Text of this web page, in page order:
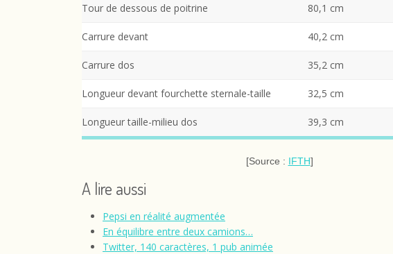
Tour de dessous de poitrine 80,1 cm
Carrure devant 40,2 cm
Carrure dos 35,2 cm
Longueur devant fourchette sternale-taille 32,5 cm
Longueur taille-milieu dos 39,3 cm
[Source : IFTH]
A lire aussi
Pepsi en réalité augmentée
En équilibre entre deux camions…
Twitter, 140 caractères, 1 pub animée